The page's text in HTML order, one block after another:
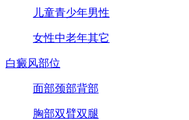
儿童青少年男性
女性中老年其它
白癜风部位
面部颈部背部
胸部双臂双腿